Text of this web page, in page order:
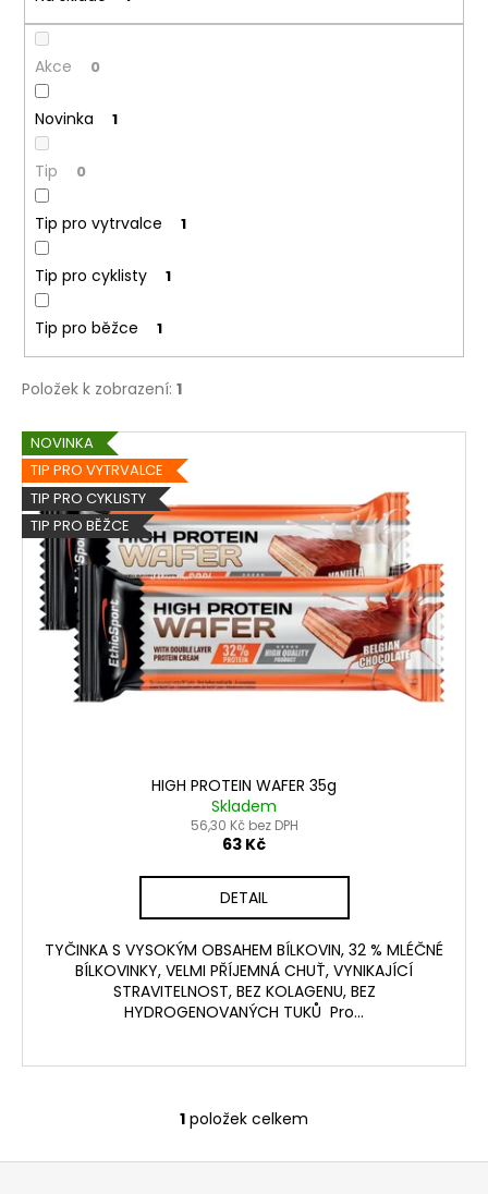
ů
Akce 0
Novinka 1
Tip 0
Tip pro vytrvalce 1
Tip pro cyklisty 1
Tip pro běžce 1
Položek k zobrazení: 1
V
ý
p
i
NOVINKA
TIP PRO VYTRVALCE
TIP PRO CYKLISTY
TIP PRO BĚŽCE
HIGH PROTEIN WAFER 35g
Skladem
56,30 Kč bez DPH
63 Kč
DETAIL
TYČINKA S VYSOKÝM OBSAHEM BÍLKOVIN, 32 % MLÉČNÉ
BÍLKOVINKY, VELMI PŘÍJEMNÁ CHUŤ, VYNIKAJÍCÍ
STRAVITELNOST, BEZ KOLAGENU, BEZ
HYDROGENOVANÝCH TUKŮ Pro...
O
v
1 položek celkem
a
?
p
r
u
č
u
j
m
Z